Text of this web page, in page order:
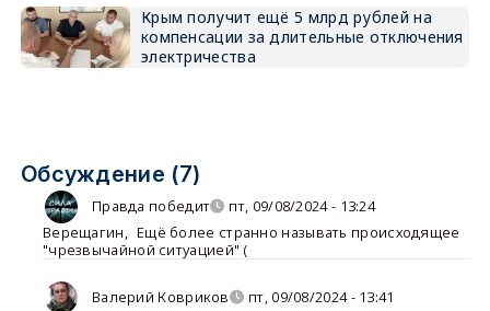
Крым получит ещё 5 млрд рублей на
компенсации за длительные отключения
электричества
Обсуждение (7)
Правда победит
пт, 09/08/2024 - 13:24
Верещагин
Ещё более странно называть происходящее
"чрезвычайной ситуацией" (
Валерий Ковриков
пт, 09/08/2024 - 13:41